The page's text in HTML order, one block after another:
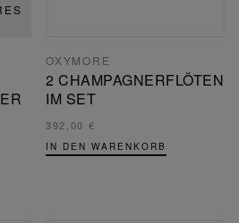
OXYMORE
2 CHAMPAGNERFLÖTEN
IM SET
392,00 €
IN DEN WARENKORB